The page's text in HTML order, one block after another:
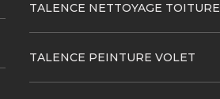
TALENCE NETTOYAGE TOITURE
TALENCE PEINTURE VOLET